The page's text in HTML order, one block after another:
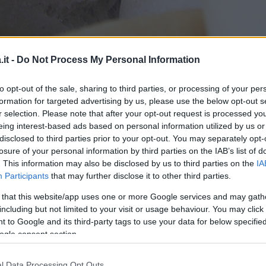
- Do Not Process My Personal Information
opt-out of the sale, sharing to third parties, or processing of your
for targeted advertising by us, please use the below opt-out
selection. Please note that after your opt-out request is processed
interest-based ads based on personal information utilized by us
to third parties prior to your opt-out. You may separately
of your personal information by third parties on the IAB’s list of
This information may also be disclosed by us to third parties on the
Participants that may further disclose it to other third parties.
that this website/app uses one or more Google services and may
but not limited to your visit or usage behaviour. You may
to Google and its third-party tags to use your data for below
consent section.
un vero e proprio piacere, sebbene ormai
momento della giornata non
lievitato di acqua, sale, farina e lievito.
con cura fino ad ottenere un impasto
lavorare a fondo il panetto ottenuto prima
un paio d’ore e fino a quando non avrà
Articolo originale pubblicato il 15 luglio 2014
News! ENTRA NEL NOSTRO CANALE